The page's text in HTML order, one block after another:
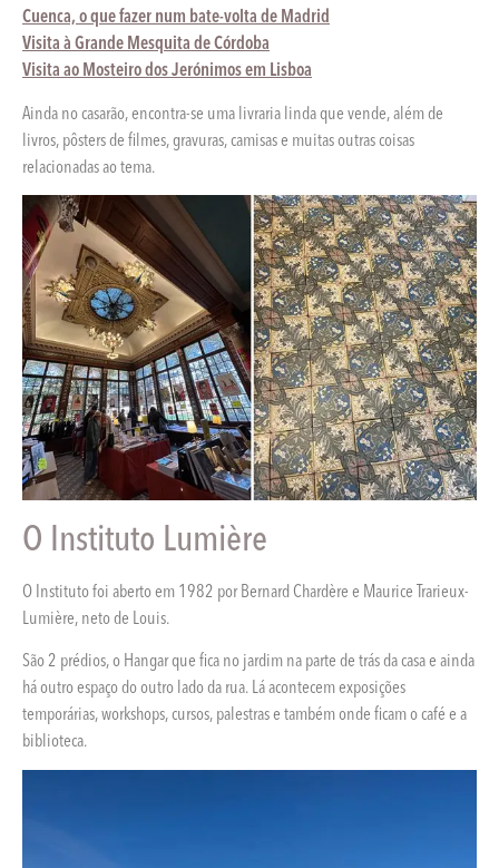
Cuenca, o que fazer num bate-volta de Madrid
Visita à Grande Mesquita de Córdoba
Visita ao Mosteiro dos Jerónimos em Lisboa
Ainda no casarão, encontra-se uma livraria linda que vende, além de
livros, pôsters de filmes, gravuras, camisas e muitas outras coisas
relacionadas ao tema.
O Instituto Lumière
O Instituto foi aberto em 1982 por Bernard Chardère e Maurice Trarieux-
Lumière, neto de Louis.
São 2 prédios, o Hangar que fica no jardim na parte de trás da casa e ainda
há outro espaço do outro lado da rua. Lá acontecem exposições
temporárias, workshops, cursos, palestras e também onde ficam o café e a
biblioteca.